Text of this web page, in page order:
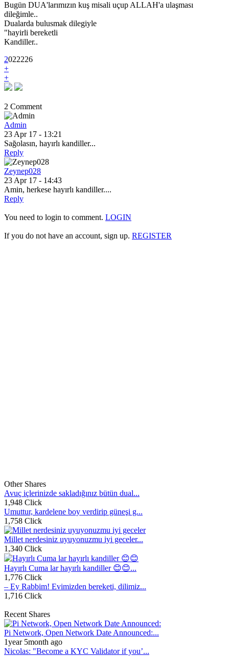
Bugün DUA'larımızın kuş misali uçup ALLAH'a ulaşması
dileğimle..
Dualarda bulusmak dilegiyle
"hayirli bereketli
Kandiller..
2022226
+
+
2 Comment
Admin
23 Apr 17 - 13:21
Sağolasın, hayırlı kandiller...
Reply
Zeynep028
23 Apr 17 - 14:43
Amin, herkese hayırlı kandiller....
Reply
You need to login to comment. LOGIN
If you do not have an account, sign up. REGISTER
Other Shares
Avuç içlerinizde sakladığınız bütün dual...
1,948 Click
Umuttur, kardelene boy verdirip güneşi g...
1,758 Click
Millet nerdesiniz uyuyonuzmu iyi geceler...
1,340 Click
Hayırlı Cuma lar hayırlı kandiller 😊😊...
1,776 Click
– Ey Rabbim! Evimizden bereketi, dilimiz...
1,716 Click
Recent Shares
Pi Network, Open Network Date Announced:...
1year 5month ago
Nicolas: "Become a KYC Validator if you’...